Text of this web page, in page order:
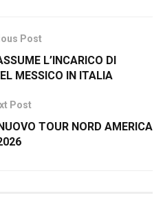
Post
L’INCARICO DI
MESSICO IN ITALIA
Post
TOUR NORD AMERICA